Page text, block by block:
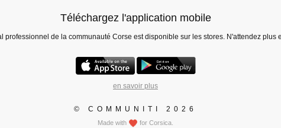
Téléchargez l'application mobile
professionnel de la communauté Corse est disponible sur les stores. N'attendez plus
en savoir plus
© COMMUNITI 2026
Made with for Corsica.